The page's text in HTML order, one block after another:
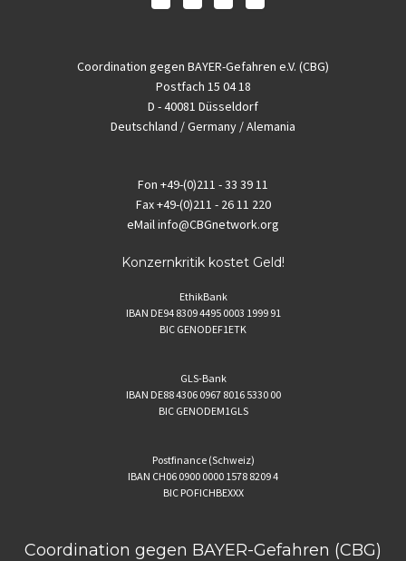
Coordination gegen BAYER-Gefahren e.V. (CBG)
Postfach 15 04 18
D - 40081 Düsseldorf
Deutschland / Germany / Alemania
Fon +49-(0)211 - 33 39 11
Fax+49-(0)211 - 26 11 220
eMailinfo@CBGnetwork.org
Konzernkritik kostet Geld!
EthikBank
IBAN DE94 8309 4495 0003 1999 91
BIC GENODEF1ETK
GLS-Bank
IBAN DE88 4306 0967 8016 5330 00
BIC GENODEM1GLS
Postfinance (Schweiz)
IBAN CH06 0900 0000 1578 8209 4
BIC POFICHBEXXX
Coordination gegen BAYER-Gefahren (CBG)